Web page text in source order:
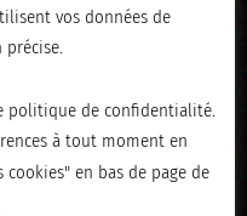
vos données de
politique de confidentialité.
à tout moment en
en bas de page de